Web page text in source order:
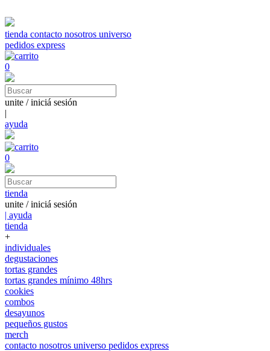
tienda contacto nosotros universo
pedidos express
0
unite / iniciá sesión
|
ayuda
0
tienda
unite / iniciá sesión
| ayuda
tienda
+
individuales
degustaciones
tortas grandes
tortas grandes mínimo 48hrs
cookies
combos
desayunos
pequeños gustos
merch
contacto nosotros universo pedidos express